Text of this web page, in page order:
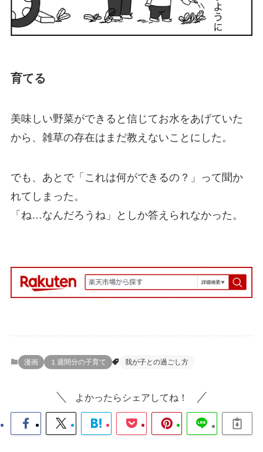
育てる
美味しい野菜ができると信じてお水をあげていた
から、雑草の存在はまだ教えないことにした。
でも、あとで「これは何ができるの？」って聞か
れてしまった。
「ね…なんだろうね」としか答えられなかった。
漫画 １週間分の子育て 我が子との過ごし方
よかったらシェアしてね！